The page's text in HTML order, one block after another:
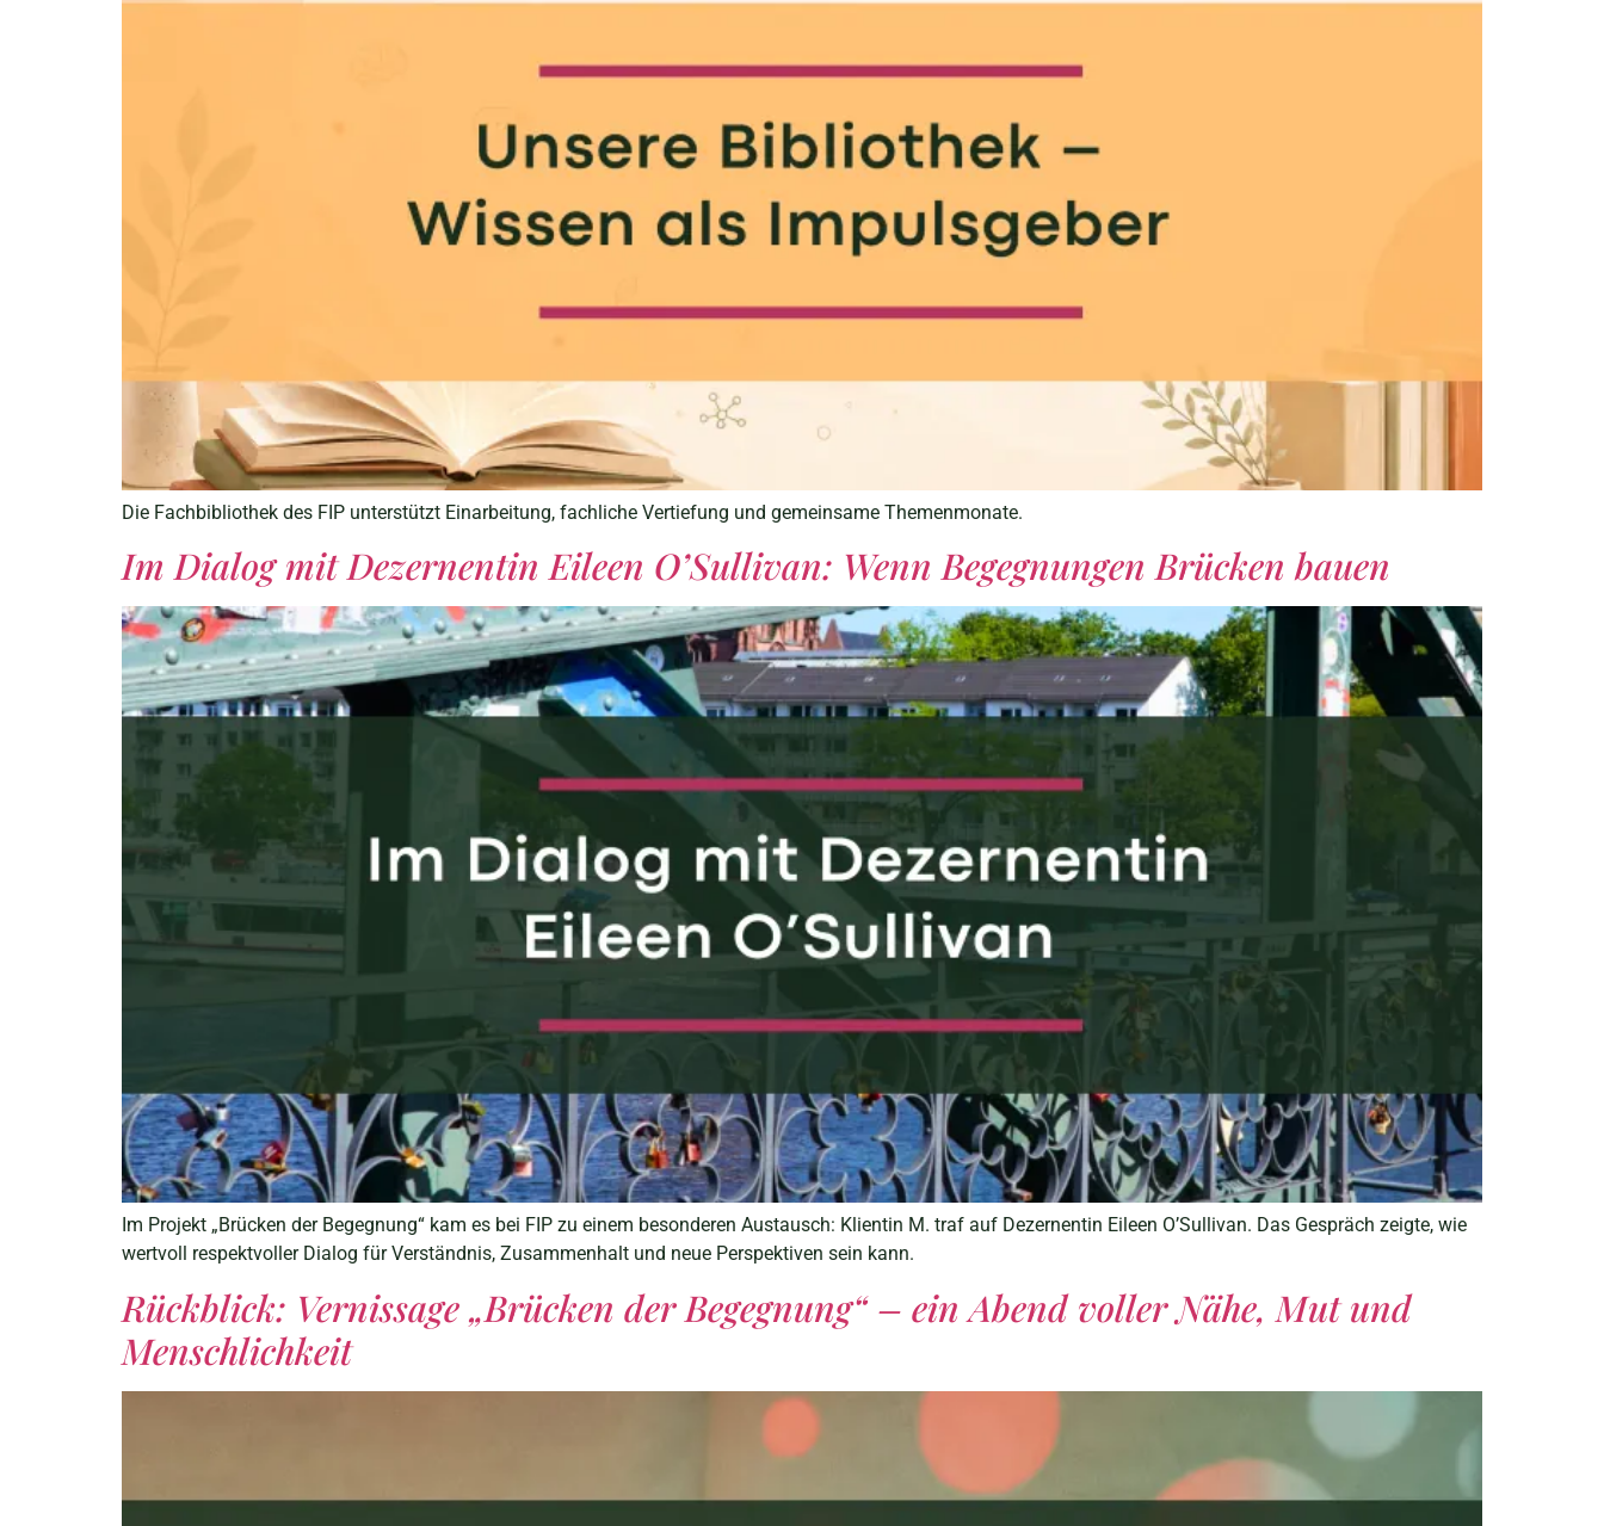
Die Fachbibliothek des FIP unterstützt Einarbeitung, fachliche Vertiefung und gemeinsame Themenmonate.
Im Dialog mit Dezernentin Eileen O’Sullivan: Wenn Begegnungen Brücken bauen
Im Projekt „Brücken der Begegnung“ kam es bei FIP zu einem besonderen Austausch: Klientin M. traf auf Dezernentin Eileen O’Sullivan. Das Gespräch zeigte, wie
wertvoll respektvoller Dialog für Verständnis, Zusammenhalt und neue Perspektiven sein kann.
Rückblick: Vernissage „Brücken der Begegnung“ – ein Abend voller Nähe, Mut und
Menschlichkeit